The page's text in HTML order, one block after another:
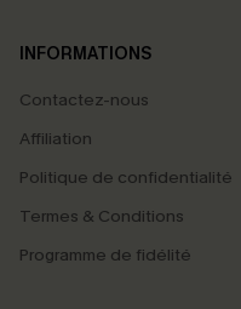
INFORMATIONS
Contactez-nous
Affiliation
Politique de confidentialité
Termes & Conditions
Programme de fidélité
marketing (y compris du
pouvons utiliser les données
savoir si ceux-ci ont été
personnaliser nos contenus
produits susceptibles de vous
. Vous pouvez